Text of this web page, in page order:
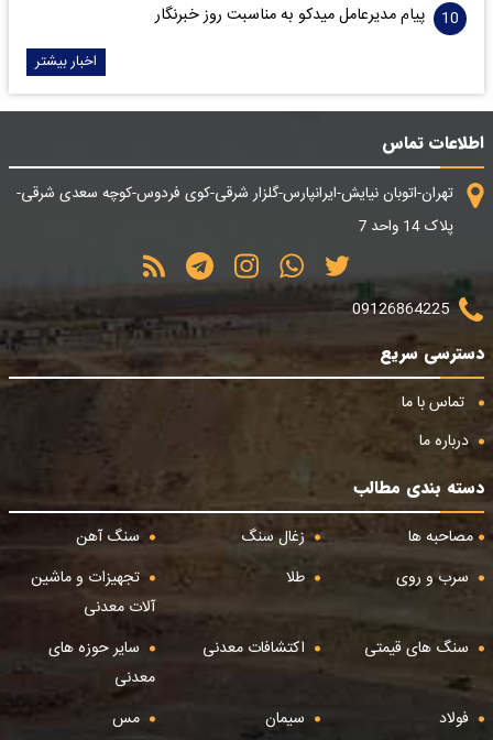
پیام مدیرعامل میدکو به مناسبت روز خبرنگار
اخبار بیشتر
اطلاعات تماس
تهران-اتوبان نیایش-ایرانپارس-گلزار شرقی-کوی فردوس-کوچه سعدی شرقی-
پلاک 14 واحد 7
09126864225
دسترسی سریع
تماس با ما
درباره ما
دسته بندی مطالب
مصاحبه ها
زغال سنگ
سنگ آهن
سرب و روی
طلا
تجهیزات و ماشین
آلات معدنی
سنگ های قیمتی
اکتشافات معدنی
سایر حوزه های
معدنی
فولاد
سیمان مس